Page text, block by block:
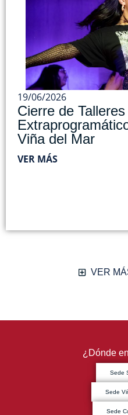
19/06/2026
Cierre de Talleres
Viña del Mar
VER MÁS
VER
¿Dónde
Sede
Sede
Sede